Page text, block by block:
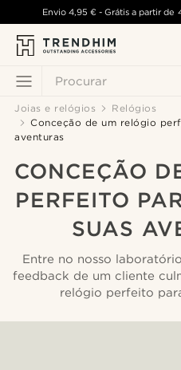
Procurar
Envio 4,95 €- Grátis a partir de
Joias e relógios
Relógios
Conceção de um relógio
aventuras
CONCEÇÃO
PERFEITO
SUAS
Entre no nosso
feedback de um cliente
relógio perfeito